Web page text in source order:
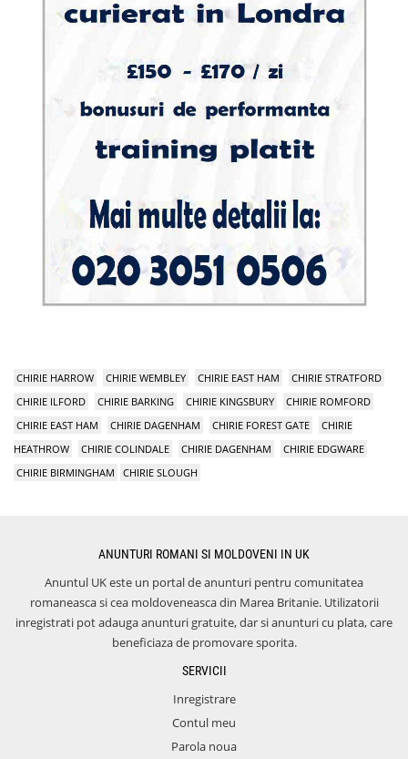
CHIRIE HARROW CHIRIE WEMBLEY CHIRIE EAST HAM
CHIRIE STRATFORD
CHIRIE ILFORD
CHIRIE BARKING CHIRIE KINGSBURY
CHIRIE ROMFORD
CHIRIE EAST HAM
CHIRIE DAGENHAM CHIRIE FOREST GATE
CHIRIE
HEATHROW
CHIRIE COLINDALE CHIRIE DAGENHAM
CHIRIE EDGWARE
CHIRIE BIRMINGHAM
CHIRIE SLOUGH
ANUNTURI ROMANI SI MOLDOVENI IN UK
Anuntul UK este un portal de anunturi pentru comunitatea
romaneasca si cea moldoveneasca din Marea Britanie. Utilizatorii
inregistrati pot adauga anunturi gratuite, dar si anunturi cu plata, care
beneficiaza de promovare sporita.
SERVICII
Inregistrare
Contul meu
Parola noua